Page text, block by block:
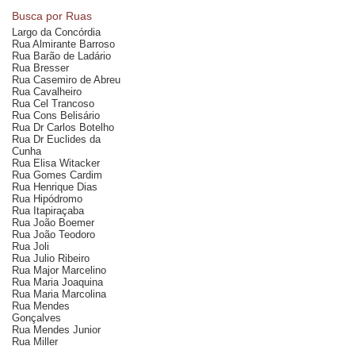
Busca por Ruas
Largo da Concórdia
Rua Almirante Barroso
Rua Barão de Ladário
Rua Bresser
Rua Casemiro de Abreu
Rua Cavalheiro
Rua Cel Trancoso
Rua Cons Belisário
Rua Dr Carlos Botelho
Rua Dr Euclides da
Cunha
Rua Elisa Witacker
Rua Gomes Cardim
Rua Henrique Dias
Rua Hipódromo
Rua Itapiraçaba
Rua João Boemer
Rua João Teodoro
Rua Joli
Rua Julio Ribeiro
Rua Major Marcelino
Rua Maria Joaquina
Rua Maria Marcolina
Rua Mendes
Gonçalves
Rua Mendes Junior
Rua Miller